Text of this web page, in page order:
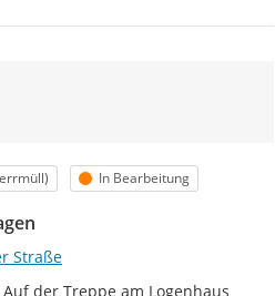
Status
In Bearbeitung
Straße
Auf der Treppe am Logenhaus